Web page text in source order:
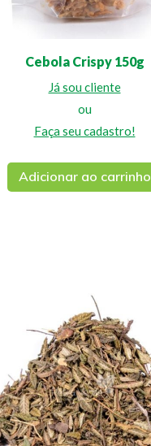
Cebola Crispy 150g
Já sou cliente
ou
Faça seu cadastro!
Adicionar ao carrinho